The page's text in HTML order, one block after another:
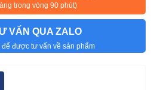
trong vòng 90 phút)
VẤN QUA ZALO
để được tư vấn về sản phẩm